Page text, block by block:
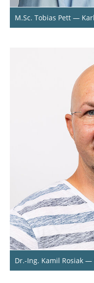
M.Sc. Tobias Pett —
Dr.-Ing. Kamil Rosiak